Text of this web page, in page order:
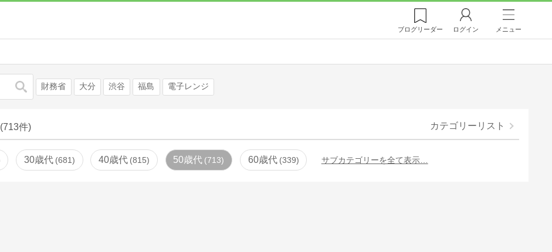
ブログリーダー ログイン メニュー
検索 財務省 大分 渋谷 福島 電子レンジ
(713件) カテゴリーリスト
30歳代 681 40歳代 815 50歳代 713 60歳代 339 サブカテゴリーを全て表示…